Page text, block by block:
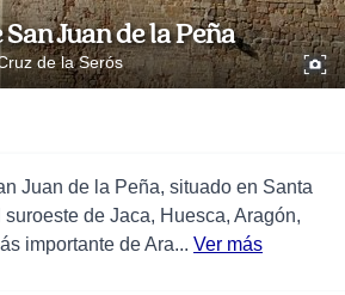
Juan de la Peña
de la Serós
Juan de la Peña, situado en Santa
de Jaca, Huesca, Aragón,
importante de Ara... Ver más